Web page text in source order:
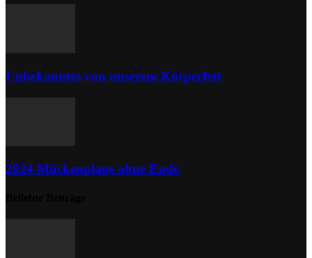
Unbekanntes von unserem Körperfett
2024 Mückenplage ohne Ende